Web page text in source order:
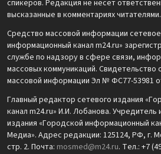
спикеров. Редакция не несет
высказанные в комментариях читателями.
Средство массовой информации
информационный канал m24.ru»
службе по надзору в сфере связи,
массовых коммуникаций. Свидетельство
массовой информации Эл № ФС77-53981
Главный редактор сетевого издания
канал m24.ru» И.И. Лобанова. Учредитель
издания «Городской информационный
Медиа». Адрес редакции: 125124, РФ, г.
стр. 2. Почта: mosmed@m24.ru. Тел.: +7